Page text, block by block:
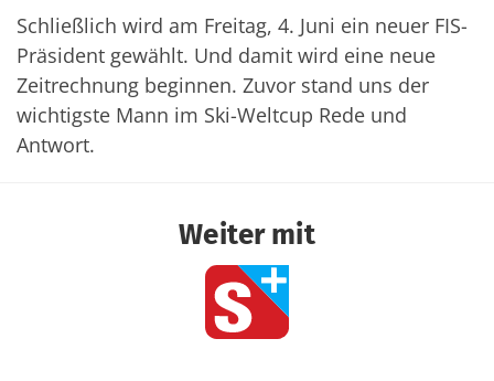
Schließlich wird am Freitag, 4. Juni ein neuer FIS-
Präsident gewählt. Und damit wird eine neue
Zeitrechnung beginnen. Zuvor stand uns der
wichtigste Mann im Ski-Weltcup Rede und
Antwort.